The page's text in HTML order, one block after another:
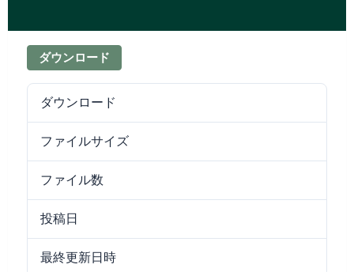
ダウンロード
ダウンロード
ファイルサイズ
ファイル数
投稿日
最終更新日時